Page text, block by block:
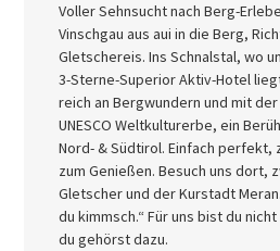
Voller Sehnsucht nach Berg-
Vinschgau aus aui in die Berg,
Gletschereis. Ins Schnalstal, wo
3-Sterne-Superior Aktiv-Hotel
reich an Bergwundern und mit der
UNESCO Weltkulturerbe, ein
Nord- & Südtirol. Einfach perfekt,
zum Genießen. Besuch uns dort,
Gletscher und der Kurstadt
du kimmsch.“ Für uns bist du
du gehörst dazu.